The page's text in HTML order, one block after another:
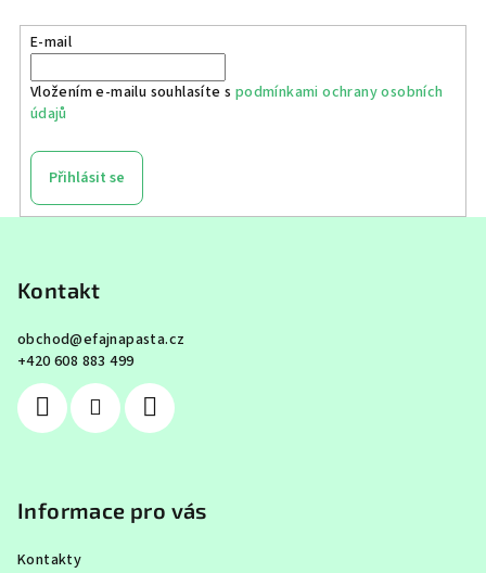
E-mail
Vložením e-mailu souhlasíte s podmínkami ochrany osobních
údajů
Přihlásit se
Kontakt
obchod@efajnapasta.cz
+420 608 883 499
Informace pro vás
Kontakty